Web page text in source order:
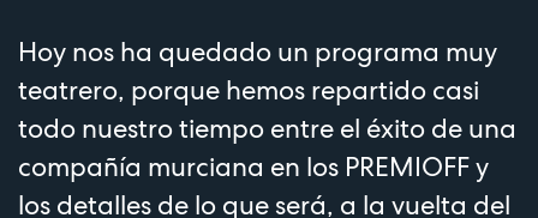
Hoy nos ha quedado un programa muy
teatrero, porque hemos repartido casi
todo nuestro tiempo entre el éxito de una
compañía murciana en los PREMIOFF y
los detalles de lo que será, a la vuelta del